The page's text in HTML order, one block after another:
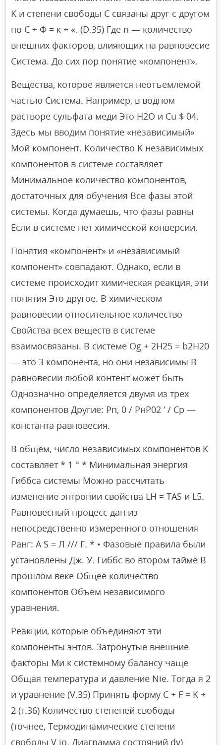
K и степени свободы C связаны друг с другом
по С + Ф = к + «. (D.35) Где n — количество
внешних факторов, влияющих на равновесие
Система. До сих пор понятие «компонент».
Вещества, которое является неотъемлемой
частью Система. Например, в водном
растворе сульфата меди Это H2O и Cu $ ​​04.
Здесь мы вводим понятие «независимый»
Мой компонент. Количество K независимых
компонентов в системе составляет
Минимальное количество компонентов,
достаточных для обучения Все фазы этой
системы. Когда думаешь, что фазы равны
Если в системе нет химической конверсии.
Понятия «компонент» и «независимый
компонент» совпадают. Однако, если в
системе происходит химическая реакция, эти
понятия Это другое. В химическом
равновесии относительное количество
Свойства всех веществ в системе
взаимосвязаны. В системе Og + 2H25 = b2H20
— это 3 компонента, но они независимы В
равновесии любой контент может быть
Однозначно определяется двумя из трех
компонентов Другие: Рп, 0 / РнР02 ‘ / Cp —
константа равновесия.
В общем, число независимых компонентов K
составляет * 1 ° * Минимальная энергия
Гиббса системы Можно рассчитать
изменение энтропии свойства LН = TAS и L5.
Равновесный процесс дан из
непосредственно измеренного отношения
Ранг: A S = Л /// Г. * • Фазовые правила были
установлены Дж. У. Гиббс во втором тайме В
прошлом веке Общее количество
компонентов Объем независимого
уравнения.
Реакции, которые объединяют эти
компоненты энтов. Затронутые внешние
факторы Ми к системному балансу чаще
Общая температура и давление Nie. Тогда я 2
и уравнение (V.35) Принять форму C + F = K +
2 (т.36) Количество степеней свободы
(точнее, Термодинамические степени
свободы V io. Диаграмма состояний dy)